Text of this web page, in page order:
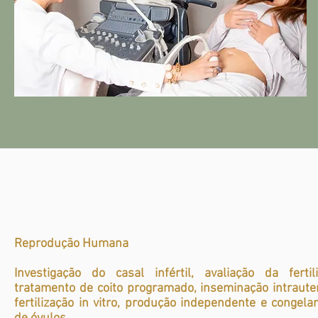
Reprodução Humana
Investigação do casal infértil, avaliação da
tratamento de coito programado, inseminação
fertilização in vitro, produção independente e